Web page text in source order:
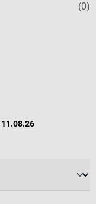
(0)
11.08.26